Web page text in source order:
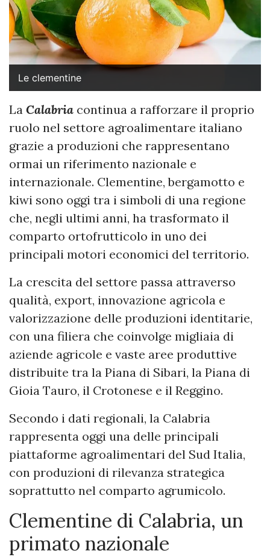
Le clementine
La Calabria continua a rafforzare il proprio
ruolo nel settore agroalimentare italiano
grazie a produzioni che rappresentano
ormai un riferimento nazionale e
internazionale. Clementine, bergamotto e
kiwi sono oggi tra i simboli di una regione
che, negli ultimi anni, ha trasformato il
comparto ortofrutticolo in uno dei
principali motori economici del territorio.
La crescita del settore passa attraverso
qualità, export, innovazione agricola e
valorizzazione delle produzioni identitarie,
con una filiera che coinvolge migliaia di
aziende agricole e vaste aree produttive
distribuite tra la Piana di Sibari, la Piana di
Gioia Tauro, il Crotonese e il Reggino.
Secondo i dati regionali, la Calabria
rappresenta oggi una delle principali
piattaforme agroalimentari del Sud Italia,
con produzioni di rilevanza strategica
soprattutto nel comparto agrumicolo.
Clementine di Calabria, un
primato nazionale